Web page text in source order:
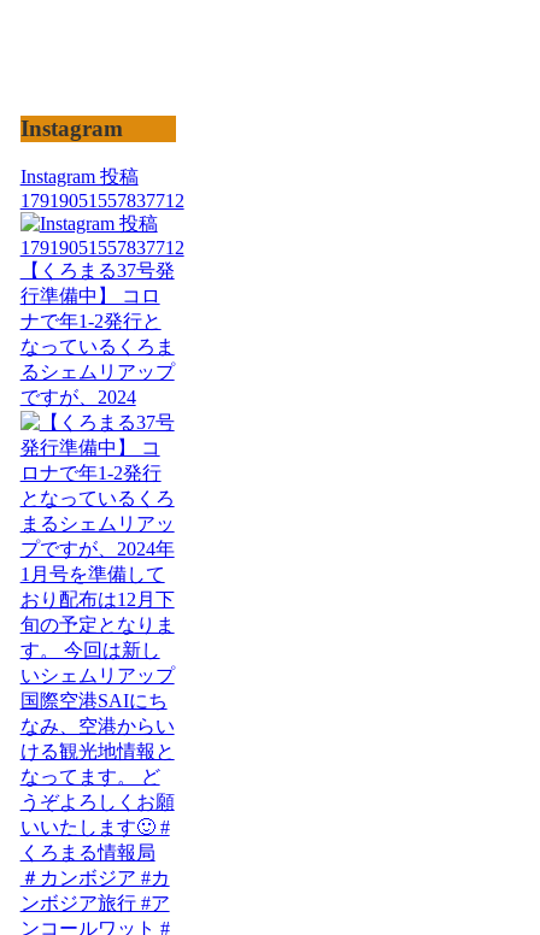
Instagram
Instagram 投稿
17919051557837712
【くろまる37号発
行準備中】 コロ
ナで年1-2発行と
なっているくろま
るシェムリアップ
ですが、2024